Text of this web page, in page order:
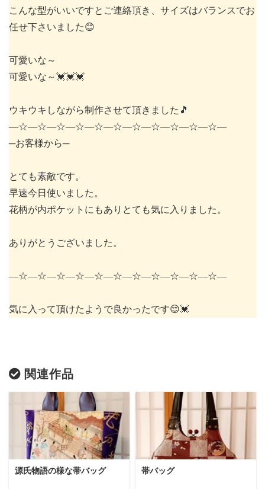
こんな型がいいですとご連絡頂き、サイズはバランスでお
任せ下さいました😊
可愛いな～
可愛いな～💓💓💓
ウキウキしながら制作させて頂きました🎵
―☆―☆―☆―☆―☆―☆―☆―☆―☆―☆―☆―
─お客様から─
とても素敵です。
早速今日使いました。
花柄が内ポケットにもありとても気に入りました。
ありがとうございました。
―☆―☆―☆―☆―☆―☆―☆―☆―☆―☆―☆―
気に入って頂けたようで良かったです😌💓
関連作品
源氏物語の様な帯バッグ 帯バッグ